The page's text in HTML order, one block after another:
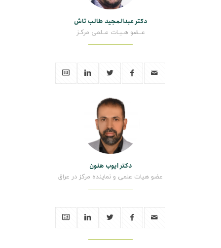
دکتر عبدالمجید طالب تاش
عــضو هـیـات عــلمی مرکـز
دکتر ایوب هنون
عضو هیات علمی و نماینده مرکز در عراق